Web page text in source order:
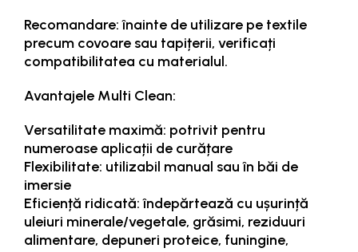
Recomandare: înainte de utilizare pe textile
precum covoare sau tapițerii, verificați
compatibilitatea cu materialul.
Avantajele Multi Clean:
Versatilitate maximă: potrivit pentru
numeroase aplicații de curățare
Flexibilitate: utilizabil manual sau în băi de
imersie
Eficiență ridicată: îndepărtează cu ușurință
uleiuri minerale/vegetale, grăsimi, reziduuri
alimentare, depuneri proteice, funingine,